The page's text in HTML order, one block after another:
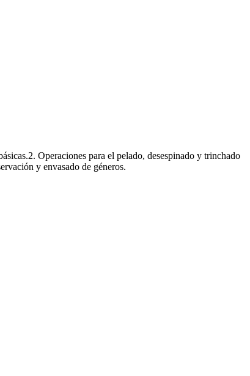
Operaciones para el pelado, desespinado y trinchado
y envasado de géneros.